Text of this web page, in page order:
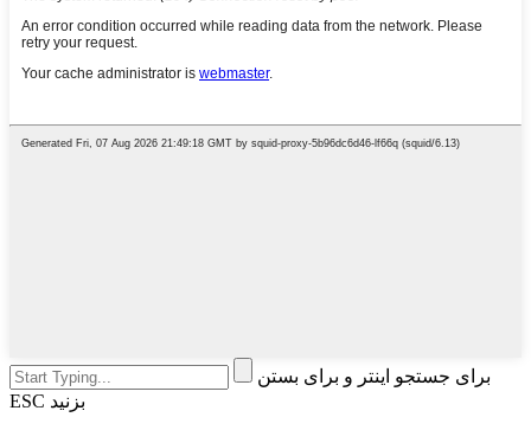
برای جستجو اینتر و برای بستن
ESC بزنید